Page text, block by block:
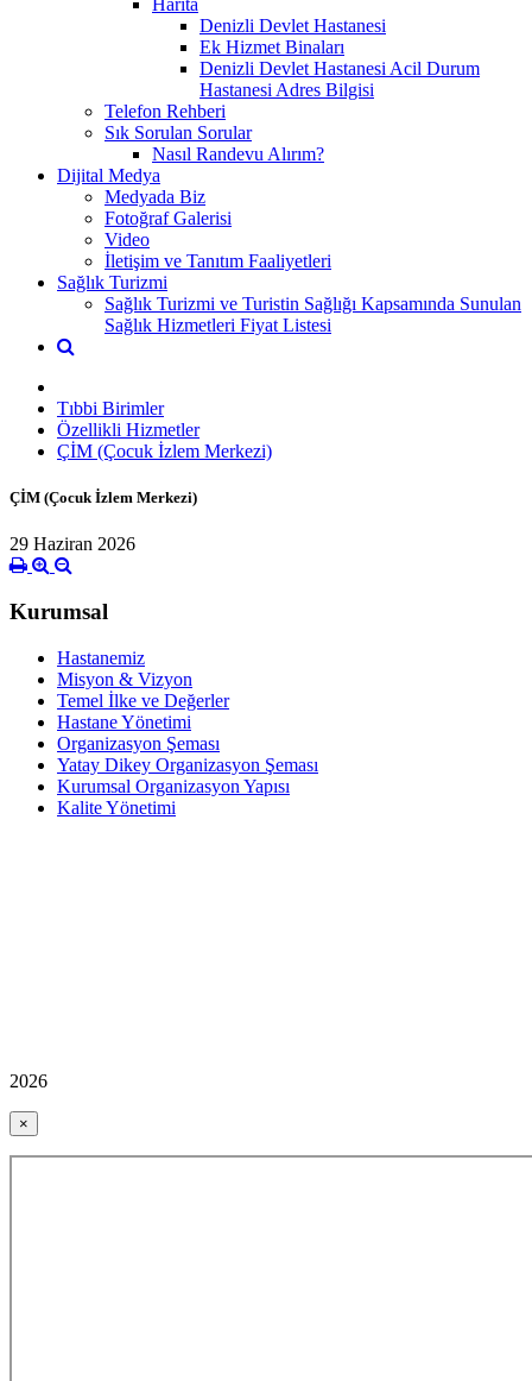
Denizli Devlet Hastanesi
Ek Hizmet Binaları
Denizli Devlet Hastanesi Acil Durum
Hastanesi Adres Bilgisi
Telefon Rehberi
Sık Sorulan Sorular
Nasıl Randevu Alırım?
Dijital Medya
Medyada Biz
Fotoğraf Galerisi
Video
İletişim ve Tanıtım Faaliyetleri
Sağlık Turizmi
Sağlık Turizmi ve Turistin Sağlığı Kapsamında Sunulan
Sağlık Hizmetleri Fiyat Listesi
Tıbbi Birimler
Özellikli Hizmetler
ÇİM (Çocuk İzlem Merkezi)
ÇİM (Çocuk İzlem Merkezi)
29 Haziran 2026
Kurumsal
Hastanemiz
Misyon & Vizyon
Temel İlke ve Değerler
Hastane Yönetimi
Organizasyon Şeması
Yatay Dikey Organizasyon Şeması
Kurumsal Organizasyon Yapısı
Kalite Yönetimi
2026
×